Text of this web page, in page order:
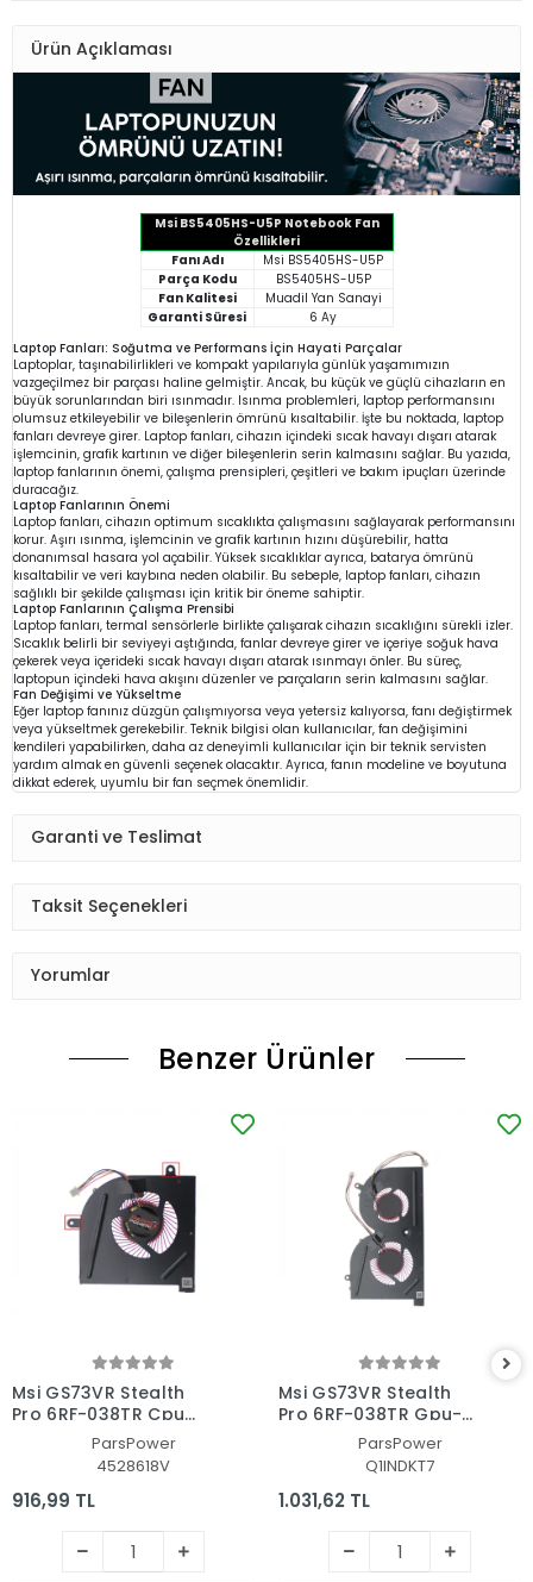
Ürün Açıklaması
Msi BS5405HS-U5P Notebook Fan
Özellikleri
Fanı Adı
Msi BS5405HS-U5P
Parça Kodu
BS5405HS-U5P
Fan Kalitesi
Muadil Yan Sanayi
Garanti Süresi
6 Ay
Laptop Fanları: Soğutma ve Performans İçin Hayati Parçalar
Laptoplar, taşınabilirlikleri ve kompakt yapılarıyla günlük yaşamımızın
vazgeçilmez bir parçası haline gelmiştir. Ancak, bu küçük ve güçlü cihazların en
büyük sorunlarından biri ısınmadır. Isınma problemleri, laptop performansını
olumsuz etkileyebilir ve bileşenlerin ömrünü kısaltabilir. İşte bu noktada, laptop
fanları devreye girer. Laptop fanları, cihazın içindeki sıcak havayı dışarı atarak
işlemcinin, grafik kartının ve diğer bileşenlerin serin kalmasını sağlar. Bu yazıda,
laptop fanlarının önemi, çalışma prensipleri, çeşitleri ve bakım ipuçları üzerinde
duracağız.
Laptop Fanlarının Önemi
Laptop fanları, cihazın optimum sıcaklıkta çalışmasını sağlayarak performansını
korur. Aşırı ısınma, işlemcinin ve grafik kartının hızını düşürebilir, hatta
donanımsal hasara yol açabilir. Yüksek sıcaklıklar ayrıca, batarya ömrünü
kısaltabilir ve veri kaybına neden olabilir. Bu sebeple, laptop fanları, cihazın
sağlıklı bir şekilde çalışması için kritik bir öneme sahiptir.
Laptop Fanlarının Çalışma Prensibi
Laptop fanları, termal sensörlerle birlikte çalışarak cihazın sıcaklığını sürekli izler.
Sıcaklık belirli bir seviyeyi aştığında, fanlar devreye girer ve içeriye soğuk hava
çekerek veya içerideki sıcak havayı dışarı atarak ısınmayı önler. Bu süreç,
laptopun içindeki hava akışını düzenler ve parçaların serin kalmasını sağlar.
Fan Değişimi ve Yükseltme
Eğer laptop fanınız düzgün çalışmıyorsa veya yetersiz kalıyorsa, fanı değiştirmek
veya yükseltmek gerekebilir. Teknik bilgisi olan kullanıcılar, fan değişimini
kendileri yapabilirken, daha az deneyimli kullanıcılar için bir teknik servisten
yardım almak en güvenli seçenek olacaktır. Ayrıca, fanın modeline ve boyutuna
dikkat ederek, uyumlu bir fan seçmek önemlidir.
Garanti ve Teslimat
Taksit Seçenekleri
Yorumlar
Benzer Ürünler
Msi GS73VR Stealth
Pro 6RF-038TR Cpu
Fan - İşlemci Fanı
ParsPower
4528618V
916,99 TL
Msi GS73VR Stealth
Pro 6RF-038TR Gpu-
Vga Fan - Ekran Kartı
ParsPower
Q1INDKT7
1.031,62 TL